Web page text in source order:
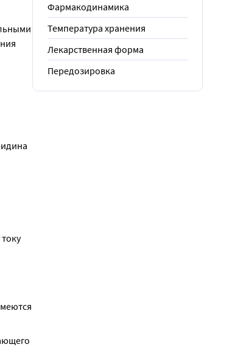
Фармакодинамика
Температура хранения
Лекарственная форма
Передозировка